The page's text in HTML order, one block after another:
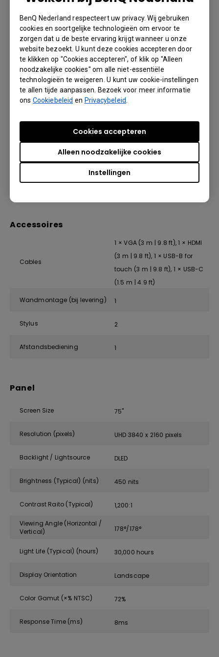
BenQ Nederland respecteert uw privacy. Wij gebruiken
cookies en soortgelijke technologieën om ervoor te
zorgen dat u de beste ervaring krijgt wanneer u onze
website bezoekt. U kunt deze cookies accepteren door
te klikken op "Cookies accepteren", of klik op "Alleen
noodzakelijke cookies" om alle niet-essentiële
technologieën te weigeren. U kunt uw cookie-instellingen
te allen tijde aanpassen. Bezoek voor meer informatie
ons Cookiebeleid en Privacybeleid
Instellingen
Alleen noodzakelijke cookies
Cookies accepteren
Whiteboarding EZWrite 5.0
Draadloos scherm delen InstaShare 1
Apparaatbeheer DMS
Accountbeheer AMS
Zwevend hulpmiddel Floating Tool
Uitzendsysteem X-Sign Broadcast
Laag blauw licht Yes
Accessoires
Cables
1 × VGA (3 m | 9.8 ft), 1 × HDMI
(3 m | 9.8 ft), 1 × USB-B for
touch (3 m | 9.8 ft), 1 × USB-C
(1.5 m | 4.9 ft)
Wandmontage (bij levering) 1
Stylus 2
Afstandsbediening 1
Panel
Screen Size 75"
Resolution (pixels) UHD 3840 x 2160 pixels
Backlight / Lightsource DLED
Brightness (Typical) (nits) 450 nits
Contrast Raito (Typical) 1,200:1
Viewing Angle (Horizontal /
Vertical)
178°/178°
Light Life (Typical) (hours) 30,000 hours
Display Orientation Landscape
Color Gamut (×% NTSC) 72%
Response Time (ms) 8ms